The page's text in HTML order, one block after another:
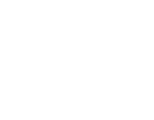
JR중앙선(쾌속)・세이부 고쿠